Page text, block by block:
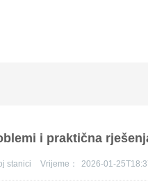
i praktična
stanici Vrijeme： 2026-01-